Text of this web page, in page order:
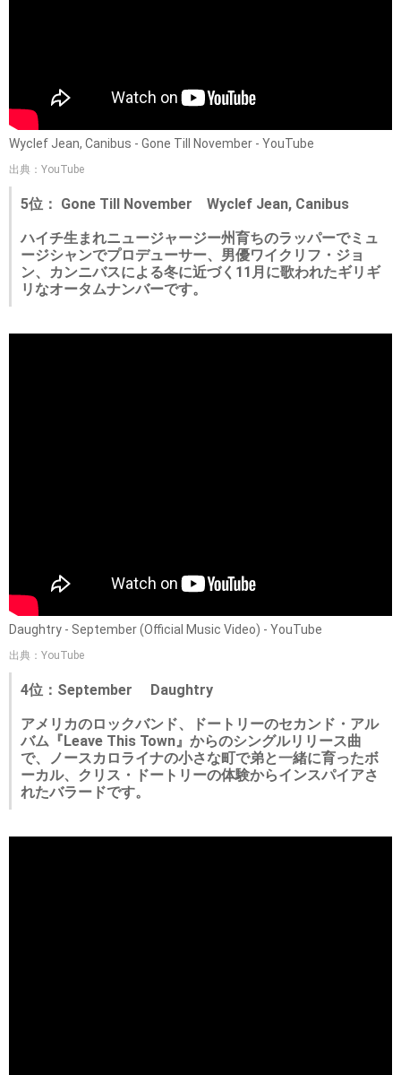
Wyclef Jean, Canibus - Gone Till November - YouTube
出典：YouTube
5位： Gone Till November Wyclef Jean, Canibus
ハイチ生まれニュージャージー州育ちのラッパーでミュ
ージシャンでプロデューサー、男優ワイクリフ・ジョ
ン、カンニバスによる冬に近づく11月に歌われたギリギ
リなオータムナンバーです。
Daughtry - September (Official Music Video) - YouTube
出典：YouTube
4位：September Daughtry
アメリカのロックバンド、ドートリーのセカンド・アル
バム『Leave This Town』からのシングルリリース曲
で、ノースカロライナの小さな町で弟と一緒に育ったボ
ーカル、クリス・ドートリーの体験からインスパイアさ
れたバラードです。